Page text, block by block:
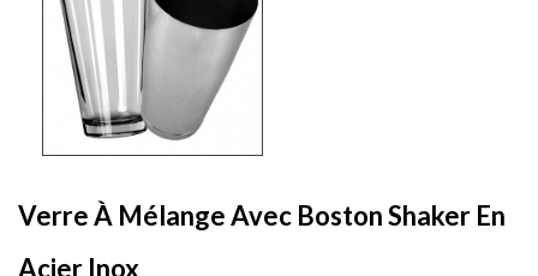
Verre À Mélange Avec Boston Shaker En
Acier Inox